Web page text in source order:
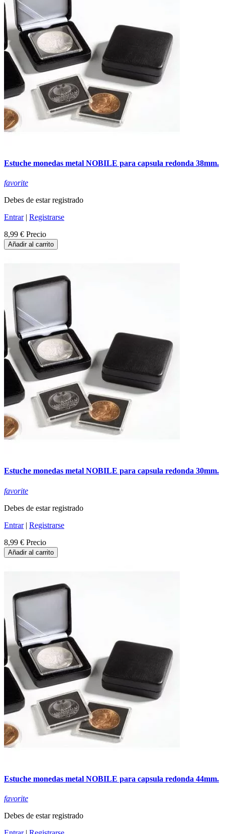
Estuche monedas metal NOBILE para capsula redonda 38mm.
favorite
Debes de estar registrado
Entrar| Registrarse
8,99 € Precio
Añadir al carrito
Estuche monedas metal NOBILE para capsula redonda 30mm.
favorite
Debes de estar registrado
Entrar| Registrarse
8,99 € Precio
Añadir al carrito
Estuche monedas metal NOBILE para capsula redonda 44mm.
favorite
Debes de estar registrado